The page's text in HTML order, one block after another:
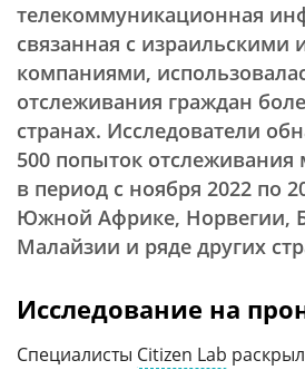
телекоммуникационная
связанная с
компаниями,
отслеживания граждан
странах. Исследователи
500 попыток отслеживания
в период с ноября 2022 по
Южной Африке, Норвегии,
Малайзии и ряде других
Исследование на
Специалисты Citizen Lab